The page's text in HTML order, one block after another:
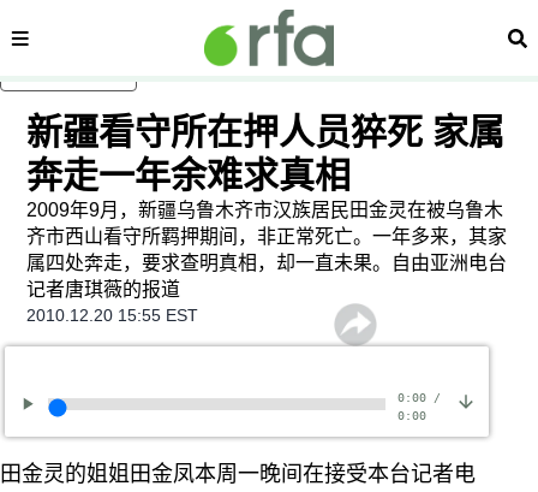
内容分类 搜
新疆看守所在押人员猝死 家属
奔走一年余难求真相
2009年9月，新疆乌鲁木齐市汉族居民田金灵在被乌鲁木
齐市西山看守所羁押期间，非正常死亡。一年多来，其家
属四处奔走，要求查明真相，却一直未果。自由亚洲电台
记者唐琪薇的报道
2010.12.20 15:55 EST
0:00/
0:00
田金灵的姐姐田金凤本周一晚间在接受本台记者电